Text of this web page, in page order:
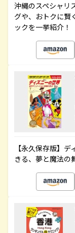
沖縄のスペシャリ
グや、おトクに賢
ックを一挙紹介！
【永久保存版】
きる、夢と魔法の